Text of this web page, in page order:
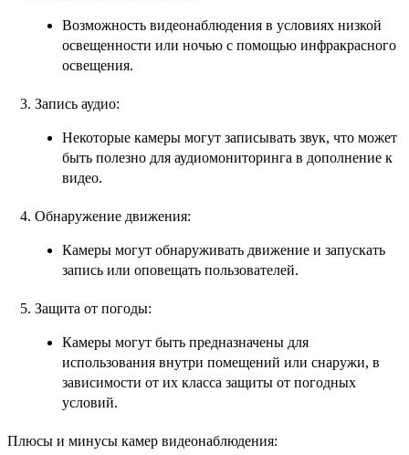
Возможность видеонаблюдения в условиях низкой
освещенности или ночью с помощью инфракрасного
освещения.
Запись аудио:
Некоторые камеры могут записывать звук, что может
быть полезно для аудиомониторинга в дополнение к
видео.
Обнаружение движения:
Камеры могут обнаруживать движение и запускать
запись или оповещать пользователей.
Защита от погоды:
Камеры могут быть предназначены для
использования внутри помещений или снаружи, в
зависимости от их класса защиты от погодных
условий.
Плюсы и минусы камер видеонаблюдения: